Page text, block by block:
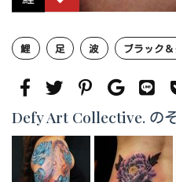
鯉 足 波 ブラック
Defy Art Collective. の